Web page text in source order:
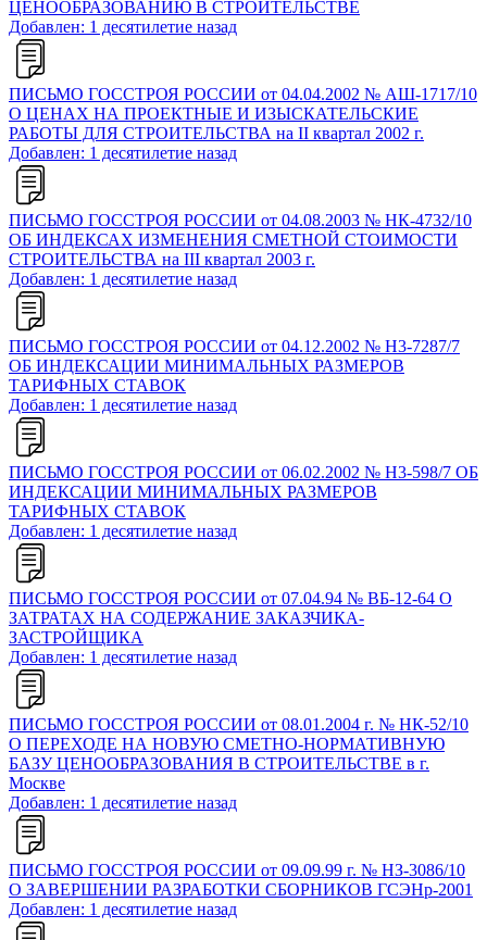
ЦЕНООБРАЗОВАНИЮ В СТРОИТЕЛЬСТВЕ
Добавлен: 1 десятилетие назад
ПИСЬМО ГОССТРОЯ РОССИИ от 04.04.2002 № АШ-1717/10
О ЦЕНАХ НА ПРОЕКТНЫЕ И ИЗЫСКАТЕЛЬСКИЕ
РАБОТЫ ДЛЯ СТРОИТЕЛЬСТВА на II квартал 2002 г.
Добавлен: 1 десятилетие назад
ПИСЬМО ГОССТРОЯ РОССИИ от 04.08.2003 № НК-4732/10
ОБ ИНДЕКСАХ ИЗМЕНЕНИЯ СМЕТНОЙ СТОИМОСТИ
СТРОИТЕЛЬСТВА на III квартал 2003 г.
Добавлен: 1 десятилетие назад
ПИСЬМО ГОССТРОЯ РОССИИ от 04.12.2002 № H3-7287/7
ОБ ИНДЕКСАЦИИ МИНИМАЛЬНЫХ РАЗМЕРОВ
ТАРИФНЫХ СТАВОК
Добавлен: 1 десятилетие назад
ПИСЬМО ГОССТРОЯ РОССИИ от 06.02.2002 № H3-598/7 ОБ
ИНДЕКСАЦИИ МИНИМАЛЬНЫХ РАЗМЕРОВ
ТАРИФНЫХ СТАВОК
Добавлен: 1 десятилетие назад
ПИСЬМО ГОССТРОЯ РОССИИ от 07.04.94 № ВБ-12-64 О
ЗАТРАТАХ НА СОДЕРЖАНИЕ ЗАКАЗЧИКА-
ЗАСТРОЙЩИКА
Добавлен: 1 десятилетие назад
ПИСЬМО ГОССТРОЯ РОССИИ от 08.01.2004 г. № НК-52/10
О ПЕРЕХОДЕ НА НОВУЮ СМЕТНО-НОРМАТИВНУЮ
БАЗУ ЦЕНООБРАЗОВАНИЯ В СТРОИТЕЛЬСТВЕ в г.
Москве
Добавлен: 1 десятилетие назад
ПИСЬМО ГОССТРОЯ РОССИИ от 09.09.99 г. № НЗ-3086/10
О ЗАВЕРШЕНИИ РАЗРАБОТКИ СБОРНИКОВ ГСЭНр-2001
Добавлен: 1 десятилетие назад